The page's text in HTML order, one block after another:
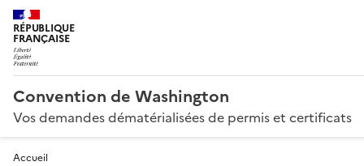
RÉPUBLIQUE
FRANÇAISE
Convention de Washington
Vos demandes dématérialisées de permis et certificats
Accueil